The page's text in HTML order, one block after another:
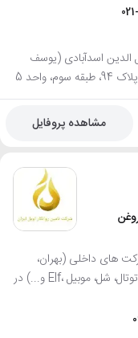
الدین اسدآبادی (یوسف
5
مشاهده پروفایل
های داخلی (بهران،
سپاهان، ایرانول،پارس و...) وشرکت های خارجی (توتال، شل، موبیل ،Elf و...) در